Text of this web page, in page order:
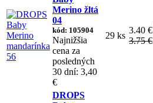
Merino žltá
04
kód: 105904
Najnižšia
cena za
posledných
30 dní: 3,40
€
29 ks
3.40 €
3.75 €
DROPS